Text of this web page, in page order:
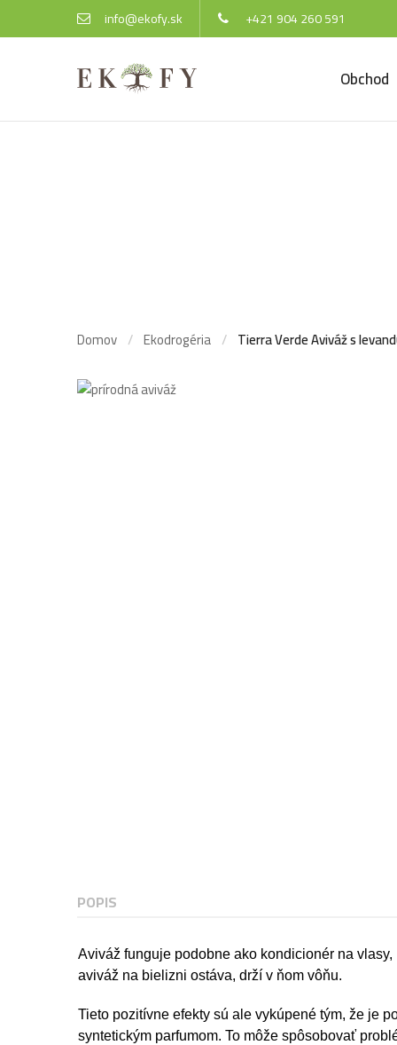
info@ekofy.sk +421 904 260 591
Obchod
Domov Ekodrogéria Tierra Verde Aviváž s
POPIS
Aviváž funguje podobne ako kondicionér na
aviváž na bielizni ostáva, drží v ňom vôňu.
Tieto pozitívne efekty sú ale vykúpené tým, že je
syntetickým parfumom. To môže spôsobovať